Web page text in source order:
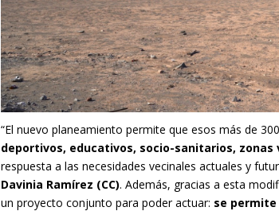
“El nuevo planeamiento permite que esos más de
deportivos, educativos, socio-sanitarios, zonas
respuesta a las necesidades vecinales actuales y
Davinia Ramírez (CC). Además, gracias a esta
un proyecto conjunto para poder actuar: se